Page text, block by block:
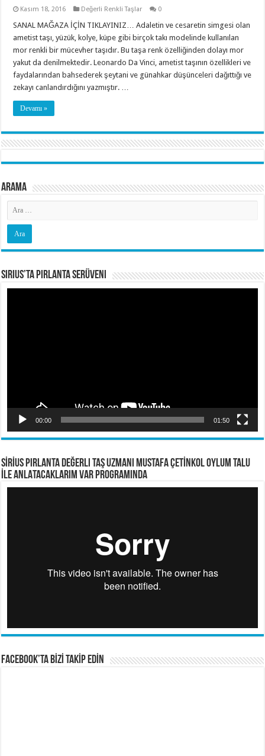
Kasım 18, 2016 Değerli Renkli Taşlar 0
SANAL MAĞAZA İÇİN TIKLAYINIZ… Adaletin ve cesaretin simgesi olan
ametist taşı, yüzük, kolye, küpe gibi birçok takı modelinde kullanılan
mor renkli bir mücevher taşıdır. Bu taşa renk özelliğinden dolayı mor
yakut da denilmektedir. Leonardo Da Vinci, ametist taşının özellikleri ve
faydalarından bahsederek şeytani ve günahkar düşünceleri dağıttığı ve
zekayı canlandırdığını yazmıştır. …
Devamı »
Arama
Sirius’ta Pırlanta Serüveni
00:00 01:50
SİRİUS PIRLANTA Değerli Taş Uzmanı Mustafa ÇETİNKOL OYLUM TALU
İLE ANLATACAKLARIM VAR PROGRAMINDA
FACEBOOK’TA BİZİ TAKİP EDİN